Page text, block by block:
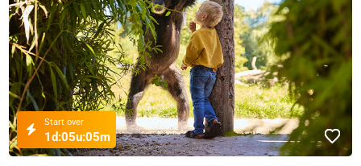
Start over
1d:05u:05m